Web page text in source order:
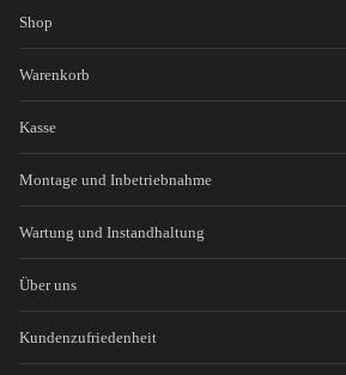
Shop
Warenkorb
Kasse
Montage und Inbetriebnahme
Wartung und Instandhaltung
Über uns
Kundenzufriedenheit